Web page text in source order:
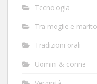
Tecnologia
Tra moglie e marito
Tradizioni orali
Uomini & donne